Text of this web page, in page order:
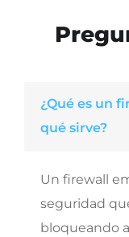
¿Qué es un
qué sirve?
Un firewall
seguridad
bloqueando